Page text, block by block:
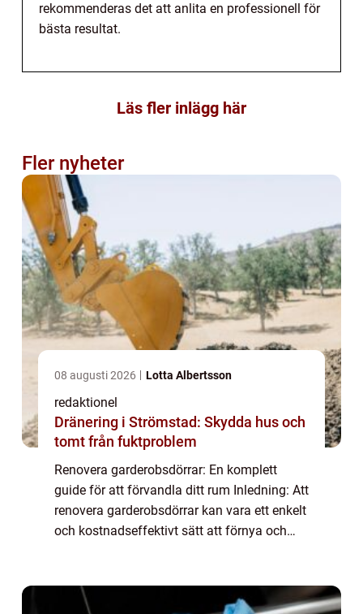
rekommenderas det att anlita en professionell för
bästa resultat.
Läs fler inlägg här
Fler nyheter
08 augusti 2026 Lotta Albertsson
redaktionel
Dränering i Strömstad: Skydda hus och
tomt från fuktproblem
Renovera garderobsdörrar: En komplett
guide för att förvandla ditt rum Inledning: Att
renovera garderobsdörrar kan vara ett enkelt
och kostnadseffektivt sätt att förnya och